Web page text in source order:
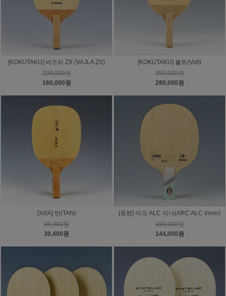
[KOKUTAKU] 바즈라 ZX (VAJLA ZX)
200,000원
160,000원
[KOKUTAKU] 볼트(Volt)
350,000원
280,000원
[XillA] 탄(TAN)
38,000원
30,400원
[중펜] 아크 ALC 이너(ARC ALC Inner)
180,000원
144,000원